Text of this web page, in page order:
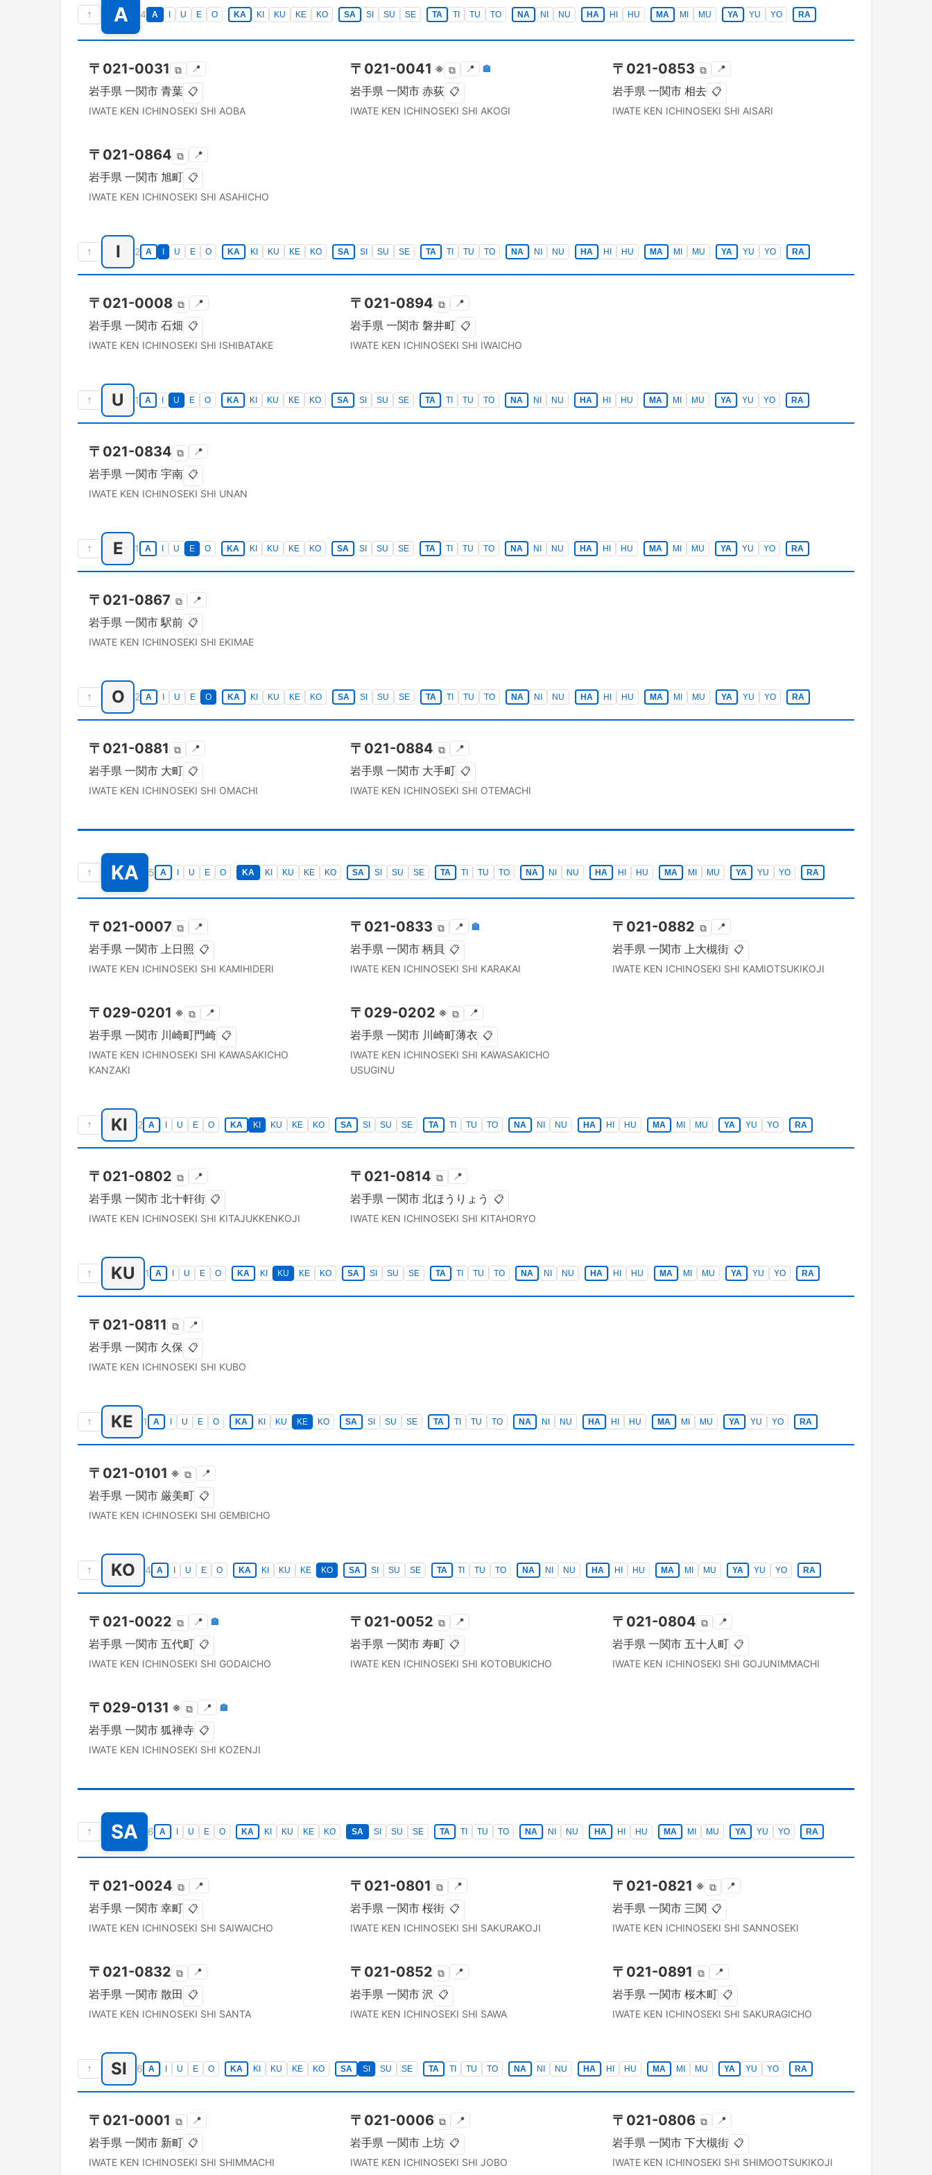
↑ A 4 A U E O KA KI KU KE KO SA SI SU SE TA TI TU TO NA NI NU HA HI HU MA MI MU YA YU YO RA
〒 021-0031 ⧉ 📍
岩手県 一関市 青葉 📋
IWATE KEN ICHINOSEKI SHI AOBA
〒 021-0041 ※ ⧉ 📍 🏣
岩手県 一関市 赤荻 📋
IWATE KEN ICHINOSEKI SHI AKOGI
〒 021-0853 ⧉ 📍
岩手県 一関市 相去 📋
IWATE KEN ICHINOSEKI SHI AISARI
〒 021-0864 ⧉ 📍
岩手県 一関市 旭町 📋
IWATE KEN ICHINOSEKI SHI ASAHICHO
↑ I 2 A U E O KA KI KU KE KO SA SI SU SE TA TI TU TO NA NI NU HA HI HU MA MI MU YA YU YO RA
〒 021-0008 ⧉ 📍
岩手県 一関市 石畑 📋
IWATE KEN ICHINOSEKI SHI ISHIBATAKE
〒 021-0894 ⧉ 📍
岩手県 一関市 磐井町 📋
IWATE KEN ICHINOSEKI SHI IWAICHO
↑ U 1 A U E O KA KI KU KE KO SA SI SU SE TA TI TU TO NA NI NU HA HI HU MA MI MU YA YU YO RA
〒 021-0834 ⧉ 📍
岩手県 一関市 宇南 📋
IWATE KEN ICHINOSEKI SHI UNAN
↑ E 1 A U E O KA KI KU KE KO SA SI SU SE TA TI TU TO NA NI NU HA HI HU MA MI MU YA YU YO RA
〒 021-0867 ⧉ 📍
岩手県 一関市 駅前 📋
IWATE KEN ICHINOSEKI SHI EKIMAE
↑ O 2 A U E O KA KI KU KE KO SA SI SU SE TA TI TU TO NA NI NU HA HI HU MA MI MU YA YU YO RA
〒 021-0881 ⧉ 📍
岩手県 一関市 大町 📋
IWATE KEN ICHINOSEKI SHI OMACHI
〒 021-0884 ⧉ 📍
岩手県 一関市 大手町 📋
IWATE KEN ICHINOSEKI SHI OTEMACHI
↑ KA 5 A U E O KA KI KU KE KO SA SI SU SE TA TI TU TO NA NI NU HA HI HU MA MI MU YA YU YO RA
〒 021-0007 ⧉ 📍
岩手県 一関市 上日照 📋
IWATE KEN ICHINOSEKI SHI KAMIHIDERI
〒 021-0833 ⧉ 📍 🏣
岩手県 一関市 柄貝 📋
IWATE KEN ICHINOSEKI SHI KARAKAI
〒 021-0882 ⧉ 📍
岩手県 一関市 上大槻街 📋
IWATE KEN ICHINOSEKI SHI KAMIOTSUKIKOJI
〒 029-0201 ※ ⧉ 📍
岩手県 一関市 川崎町門崎 📋
IWATE KEN ICHINOSEKI SHI KAWASAKICHO
KANZAKI
〒 029-0202 ※ ⧉ 📍
岩手県 一関市 川崎町薄衣 📋
IWATE KEN ICHINOSEKI SHI KAWASAKICHO
USUGINU
↑ KI 2 A U E O KA KI KU KE KO SA SI SU SE TA TI TU TO NA NI NU HA HI HU MA MI MU YA YU YO RA
〒 021-0802 ⧉ 📍
岩手県 一関市 北十軒街 📋
IWATE KEN ICHINOSEKI SHI KITAJUKKENKOJI
〒 021-0814 ⧉ 📍
岩手県 一関市 北ほうりょう 📋
IWATE KEN ICHINOSEKI SHI KITAHORYO
↑ KU 1 A U E O KA KI KU KE KO SA SI SU SE TA TI TU TO NA NI NU HA HI HU MA MI MU YA YU YO RA
〒 021-0811 ⧉ 📍
岩手県 一関市 久保 📋
IWATE KEN ICHINOSEKI SHI KUBO
↑ KE 1 A U E O KA KI KU KE KO SA SI SU SE TA TI TU TO NA NI NU HA HI HU MA MI MU YA YU YO RA
〒 021-0101 ※ ⧉ 📍
岩手県 一関市 厳美町 📋
IWATE KEN ICHINOSEKI SHI GEMBICHO
↑ KO 4 A U E O KA KI KU KE KO SA SI SU SE TA TI TU TO NA NI NU HA HI HU MA MI MU YA YU YO RA
〒 021-0022 ⧉ 📍 🏣
岩手県 一関市 五代町 📋
IWATE KEN ICHINOSEKI SHI GODAICHO
〒 021-0052 ⧉ 📍
岩手県 一関市 寿町 📋
IWATE KEN ICHINOSEKI SHI KOTOBUKICHO
〒 021-0804 ⧉ 📍
岩手県 一関市 五十人町 📋
IWATE KEN ICHINOSEKI SHI GOJUNIMMACHI
〒 029-0131 ※ ⧉ 📍 🏣
岩手県 一関市 狐禅寺 📋
IWATE KEN ICHINOSEKI SHI KOZENJI
↑ SA 6 A U E O KA KI KU KE KO SA SI SU SE TA TI TU TO NA NI NU HA HI HU MA MI MU YA YU YO RA
〒 021-0024 ⧉ 📍
岩手県 一関市 幸町 📋
IWATE KEN ICHINOSEKI SHI SAIWAICHO
〒 021-0801 ⧉ 📍
岩手県 一関市 桜街 📋
IWATE KEN ICHINOSEKI SHI SAKURAKOJI
〒 021-0821 ※ ⧉ 📍
岩手県 一関市 三関 📋
IWATE KEN ICHINOSEKI SHI SANNOSEKI
〒 021-0832 ⧉ 📍
岩手県 一関市 散田 📋
IWATE KEN ICHINOSEKI SHI SANTA
〒 021-0852 ⧉ 📍
岩手県 一関市 沢 📋
IWATE KEN ICHINOSEKI SHI SAWA
〒 021-0891 ⧉ 📍
岩手県 一関市 桜木町 📋
IWATE KEN ICHINOSEKI SHI SAKURAGICHO
↑ SI 6 A U E O KA KI KU KE KO SA SI SU SE TA TI TU TO NA NI NU HA HI HU MA MI MU YA YU YO RA
〒 021-0001 ⧉ 📍
岩手県 一関市 新町 📋
IWATE KEN ICHINOSEKI SHI SHIMMACHI
〒 021-0006 ⧉ 📍
岩手県 一関市 上坊 📋
IWATE KEN ICHINOSEKI SHI JOBO
〒 021-0806 ⧉ 📍
岩手県 一関市 下大槻街 📋
IWATE KEN ICHINOSEKI SHI SHIMOOTSUKIKOJI